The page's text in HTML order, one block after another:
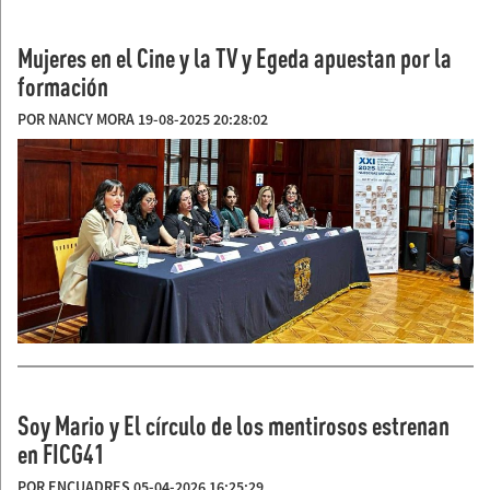
Mujeres en el Cine y la TV y Egeda apuestan por la
formación
POR NANCY MORA 19-08-2025 20:28:02
Soy Mario y El círculo de los mentirosos estrenan
en FICG41